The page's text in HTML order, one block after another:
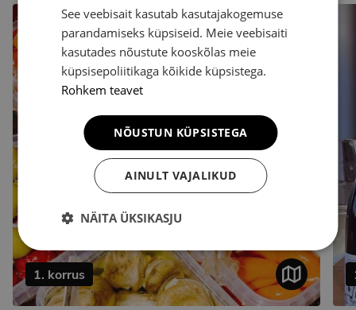
FIE Tatjana Ratshinskaja
1. korrus
See veebisait kasutab kasutajakogemuse
parandamiseks küpsiseid. Meie veebisaiti
kasutades nõustute kooskõlas meie
küpsisepoliitikaga kõikide küpsistega.
Rohkem teavet
NÕUSTUN KÜPSISTEGA
AINULT VAJALIKUD
NÄITA ÜKSIKASJU